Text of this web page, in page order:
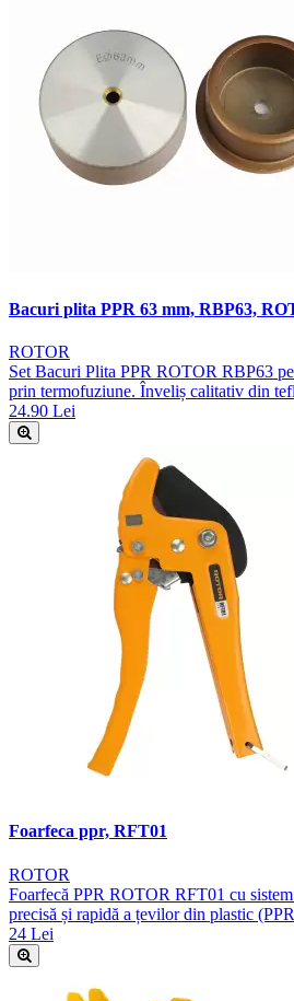
Bacuri plita PPR 63 mm, RBP63,
ROTOR
Set Bacuri Plita PPR ROTOR RBP63
prin termofuziune. Înveliș calitativ din
24.90 Lei
Foarfeca ppr, RFT01
ROTOR
Foarfecă PPR ROTOR RFT01 cu
precisă și rapidă a țevilor din plastic
24 Lei